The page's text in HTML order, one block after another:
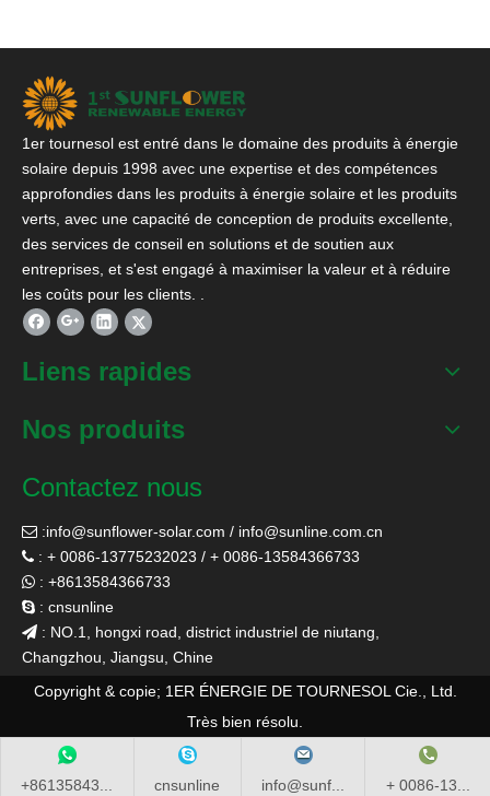
1er tournesol est entré dans le domaine des produits à énergie
solaire depuis 1998 avec une expertise et des compétences
approfondies dans les produits à énergie solaire et les produits
verts, avec une capacité de conception de produits excellente,
des services de conseil en solutions et de soutien aux
entreprises, et s'est engagé à maximiser la valeur et à réduire
les coûts pour les clients. .
Liens rapides
Nos produits
Contactez nous
 :info@sunflower-solar.com / info@sunline.com.cn
 : + 0086-13775232023 / + 0086-13584366733
 : +8613584366733
 : cnsunline
 : NO.1, hongxi road, district industriel de niutang,
Changzhou, Jiangsu, Chine
+86135843... cnsunline info@sunf... + 0086-13...
Copyright & copie; 1ER ÉNERGIE DE TOURNESOL Cie., Ltd.
Très bien résolu.